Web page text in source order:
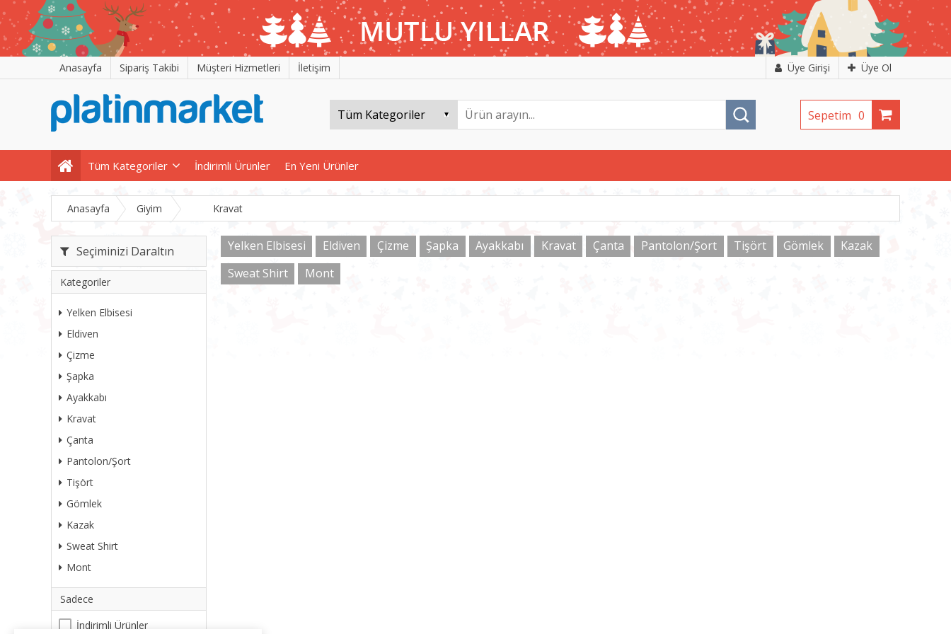
Anasayfa Sipariş Takibi Müşteri Hizmetleri İletişim Üye Girişi Üye Ol
Sepetim 0
Tüm Kategoriler İndirimli Ürünler En Yeni Ürünler
Anasayfa Giyim Kravat
Seçiminizi Daraltın
Kategoriler
Yelken Elbisesi
Eldiven
Çizme
Şapka
Ayakkabı
Kravat
Çanta
Pantolon/Şort
Tişört
Gömlek
Kazak
Sweat Shirt
Mont
Sadece
İndirimli Ürünler
Yelken Elbisesi Eldiven Çizme Şapka Ayakkabı Kravat Çanta Pantolon/Şort Tişört Gömlek
Kazak
Sweat Shirt
Mont